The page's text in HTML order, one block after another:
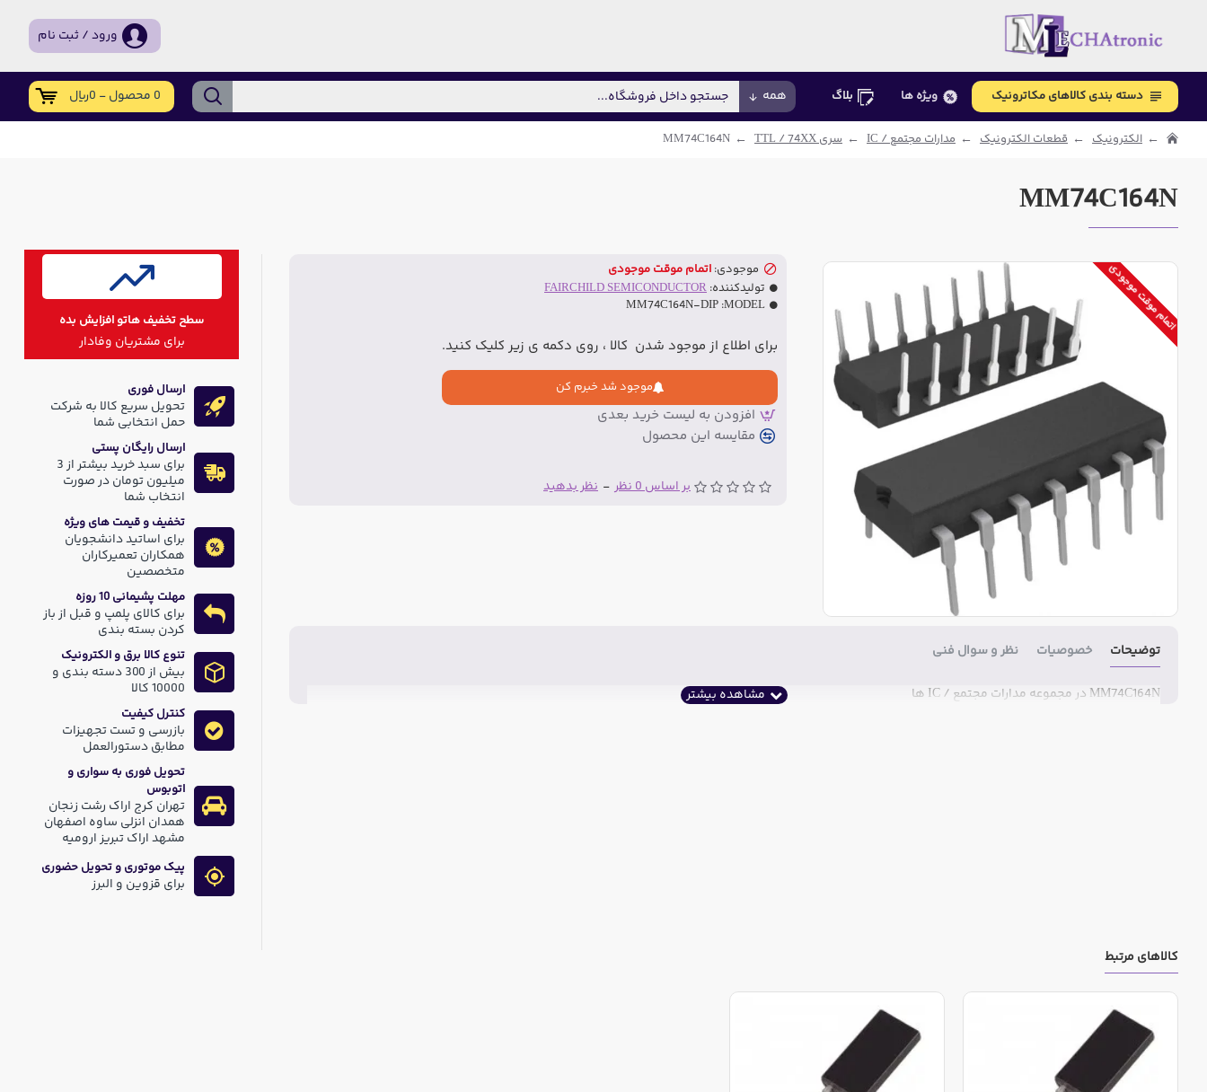
ورود / ثبت نام
دسته بندی کالاهای مکاترونیک ویژه ها بلاگ همه 0 محصول - 0ریال
الکترونیک قطعات الکترونیک مدارات مجتمع / IC سری TTL / 74XX MM74C164N
MM74C164N
اتمام موقت موجودی
بر اساس 0 نظر - نظر بدهید
موجودی: اتمام موقت موجودی
تولیدکننده: FAIRCHILD SEMICONDUCTOR
MODEL:
MM74C164N-DIP
برای اطلاع از موجود شدن کالا ، روی دکمه ی زیر کلیک کنید.
موجود شد خبرم کن
افزودن به لیست خرید بعدی
مقایسه این محصول
توضیحات خصوصیات نظر و سوال فنی
MM74C164N در مجموعه مدارات مجتمع / IC ها
سطح تخفیف هاتو افزایش بده
برای مشتریان وفادار
ارسال فوری
تحویل سریع کالا به شرکت
حمل انتخابی شما
ارسال رایگان پستی
برای سبد خرید بیشتر از 3
میلیون تومان در صورت
انتخاب شما
تخفیف و قیمت های ویژه
برای اساتید دانشجویان
همکاران تعمیرکاران
متخصصین
مهلت پشیمانی 10 روزه
برای کالای پلمپ و قبل از باز
کردن بسته بندی
تنوع کالا برق و الکترونیک
بیش از 300 دسته بندی و
10000 کالا
کنترل کیفیت
بازرسی و تست تجهیزات
مطابق دستورالعمل
تحویل فوری به سواری و
اتوبوس
تهران کرج اراک رشت زنجان
همدان انزلی ساوه اصفهان
مشهد اراک تبریز ارومیه
پیک موتوری و تحویل حضوری
برای قزوین و البرز
کالاهای مرتبط